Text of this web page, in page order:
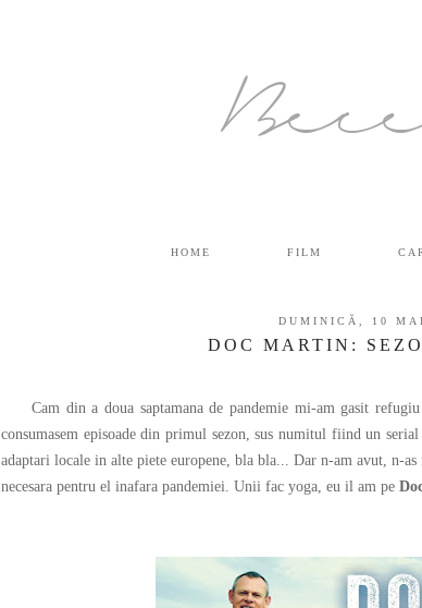
HOME FILM
DUMINICĂ, 10
DOC MARTIN:
Cam din a doua saptamana de pandemie mi-am gasit
consumasem episoade din primul sezon, sus numitul fiind un
adaptari locale in alte piete europene, bla bla... Dar n-am avut, n-
necesara pentru el inafara pandemiei. Unii fac yoga, eu il am pe